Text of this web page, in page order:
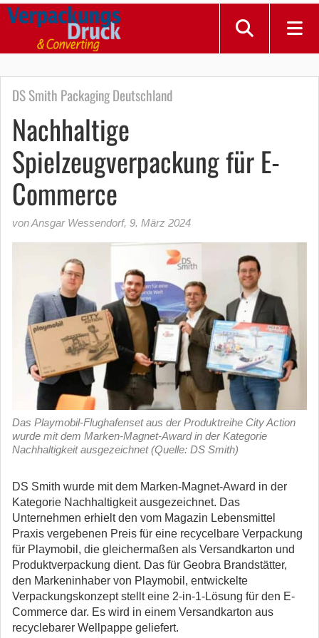
DS Smith Packaging Deutschland
Nachhaltige
Spielzeugverpackung für E-
Commerce
von Ansgar Wessendorf, 9. März 2024
Das Playmobil-Flughafenset aus der Produktreihe City Action
wurde mit dem Marken-Magnet-Award in der Kategorie
Nachhaltigkeit ausgezeichnet (Quelle: DS Smith)
DS Smith wurde mit dem Marken-Magnet-Award in der
Kategorie Nachhaltigkeit ausgezeichnet. Das
Unternehmen erhielt den vom Magazin Lebensmittel
Praxis vergebenen Preis für eine recycelbare Verpackung
für Playmobil, die gleichermaßen als Versandkarton und
Produktverpackung dient. Das für Geobra Brandstätter,
den Markeninhaber von Playmobil, entwickelte
Verpackungskonzept stellt eine 2-in-1-Lösung für den E-
Commerce dar. Es wird in einem Versandkarton aus
recyclebarer Wellpappe geliefert.